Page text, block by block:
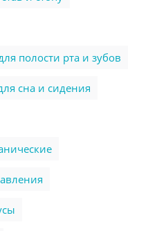
полости рта и зубов
сна и сидения